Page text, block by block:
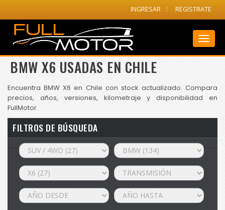
INGRESAR REGISTRATE
BMW X6 USADAS EN CHILE
Encuentra BMW X6 en Chile con stock actualizado. Compara
precios, años, versiones, kilometraje y disponibilidad en
FullMotor.
FILTROS DE BÚSQUEDA